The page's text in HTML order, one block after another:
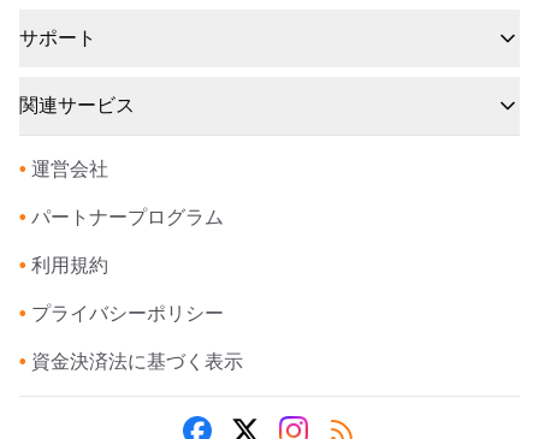
サポート
関連サービス
• 運営会社
• パートナープログラム
• 利用規約
• プライバシーポリシー
• 資金決済法に基づく表示